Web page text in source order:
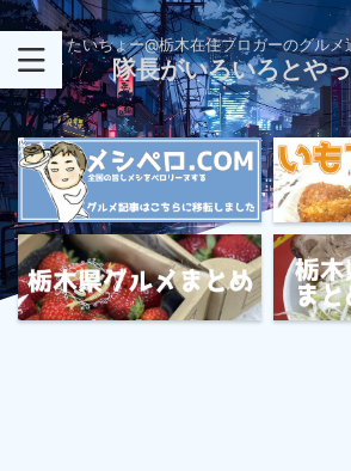
たいちょー@栃木在住ブロガーのグルメ
隊長がいろいろとや